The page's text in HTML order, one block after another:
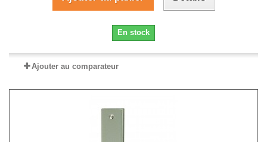
En stock
Ajouter au comparateur